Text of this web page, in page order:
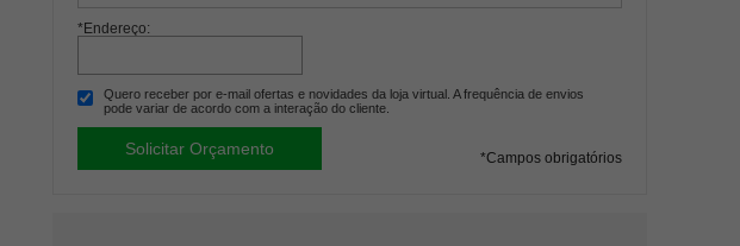
*Endereço:
Quero receber por e-mail ofertas e novidades da loja virtual. A frequência de envios
pode variar de acordo com a interação do cliente.
*Campos obrigatórios